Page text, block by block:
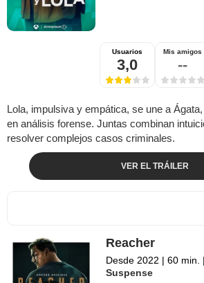
Usuarios
3,0
Mis amigos
--
Lola, impulsiva y empática, se une a
en análisis forense. Juntas combinan
resolver complejos casos criminales.
VER EL TRÁILER
Reacher
Desde 2022 | 60 min. |
Suspense